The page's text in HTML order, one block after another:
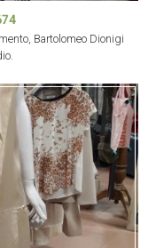
Bartolomeo Dionigi